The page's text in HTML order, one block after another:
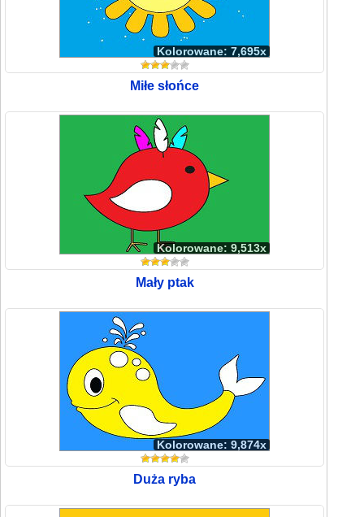
Kolorowane: 7,695x
Miłe słońce
Kolorowane: 9,513x
Mały ptak
Kolorowane: 9,874x
Duża ryba